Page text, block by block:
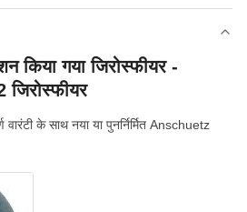
किया गया जिरोस्फीयर -
वारंटी के साथ नया या पुनर्निर्मित Anschuetz